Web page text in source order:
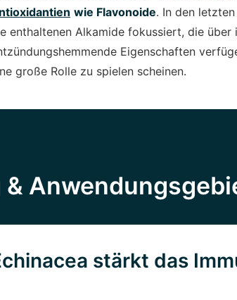
wie Flavonoide. In den
enthaltenen Alkamide fokussiert, die über
Eigenschaften
große Rolle zu spielen scheinen.
stärkt das